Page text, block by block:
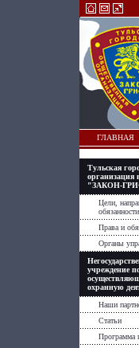
ГЛАВНАЯ
Тульская
организация
"ЗАКОН-
Цели,
обязанности
Права и
Органы
учреждение
охранную
Наши
Статьи
Программа